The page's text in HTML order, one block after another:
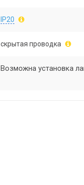
IP20
скрытая проводка
Возможна установка